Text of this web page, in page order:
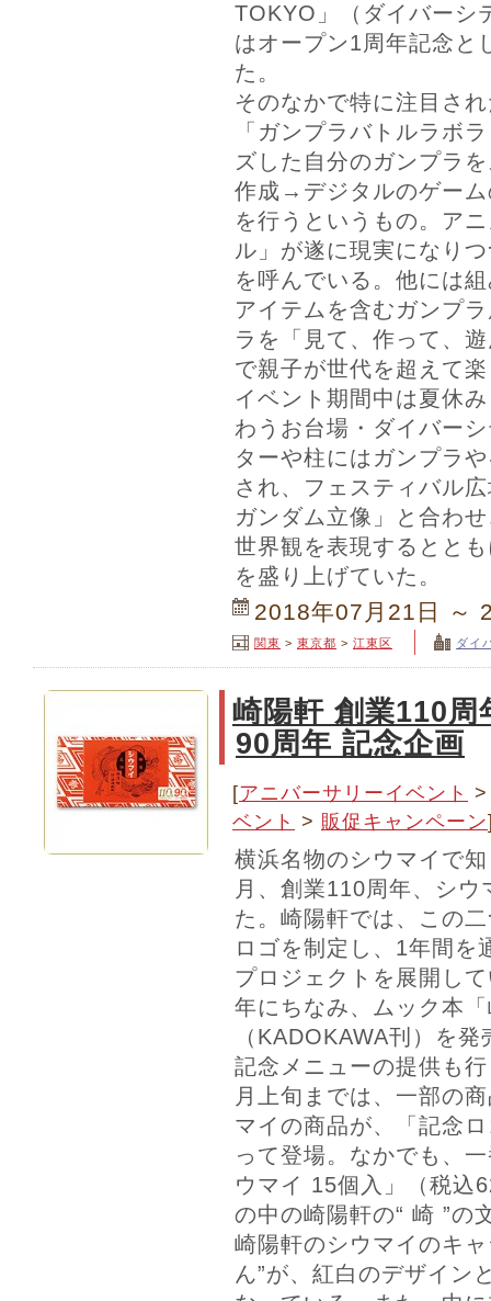
TOKYO」（ダイバーシ
はオープン1周年記念と
た。
そのなかで特に注目さ
「ガンプラバトルラボ
ズした自分のガンプラ
作成→デジタルのゲー
を行うというもの。ア
ル」が遂に現実になり
を呼んでいる。他には
アイテムを含むガンプ
ラを「見て、作って、
で親子が世代を超えて
イベント期間中は夏休
わうお台場・ダイバー
ターや柱にはガンプラ
され、フェスティバル
ガンダム立像」と合わ
世界観を表現するとと
を盛り上げていた。
2018年07月21日 ～
関東 > 東京都 > 江東区 ダイ
崎陽軒 創業110
90周年 記念企画
[アニバーサリーイベント
ベント > 販促キャンペーン
横浜名物のシウマイで
月、創業110周年、シ
た。崎陽軒では、この
ロゴを制定し、1年間を
プロジェクトを展開し
年にちなみ、ムック本
（KADOKAWA刊）を
記念メニューの提供も
月上旬までは、一部の
マイの商品が、「記念
って登場。なかでも、
ウマイ 15個入」（税込
の中の崎陽軒の“ 崎 ”の
崎陽軒のシウマイのキ
ん”が、紅白のデザイン